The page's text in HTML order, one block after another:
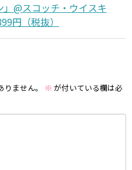
@スコッチ・ウイスキ
（税抜）
ません。 ※ が付いている欄は必